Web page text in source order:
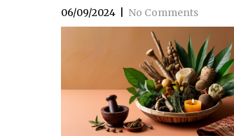
06/09/2024
No Comments